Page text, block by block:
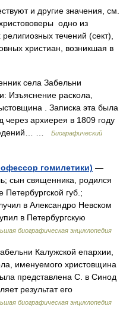
и другие значения, см.
одно из
течений (сект),
христиан, возникшая в
села Забельни
Изъяснение раскола,
. Записка эта была
архиерея в 1809 году
…
Биографический
гомилетики) —
сын священника, родился
Петербургской губ.;
в Александро Невском
в Петербургскую
биографическая энциклопедия
Калужской епархии,
именуемого христовщина
представлена С. в Синод
результат его
биографическая энциклопедия